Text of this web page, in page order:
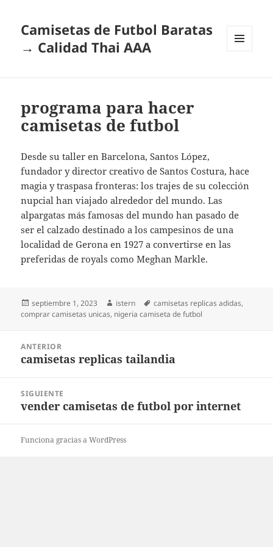
Camisetas de Futbol Baratas
→ Calidad Thai AAA
programa para hacer
camisetas de futbol
Desde su taller en Barcelona, Santos López,
fundador y director creativo de Santos Costura, hace
magia y traspasa fronteras: los trajes de su colección
nupcial han viajado alrededor del mundo. Las
alpargatas más famosas del mundo han pasado de
ser el calzado destinado a los campesinos de una
localidad de Gerona en 1927 a convertirse en las
preferidas de royals como Meghan Markle.
Publicado
el
septiembre 1, 2023 Autor
istern Etiquetas
camisetas replicas adidas,
comprar camisetas unicas, nigeria camiseta de futbol
entradas
ANTERIOR
Entrada
camisetas replicas tailandia
SIGUIENTE
Entrada
vender camisetas de futbol por internet
Funciona gracias a WordPress